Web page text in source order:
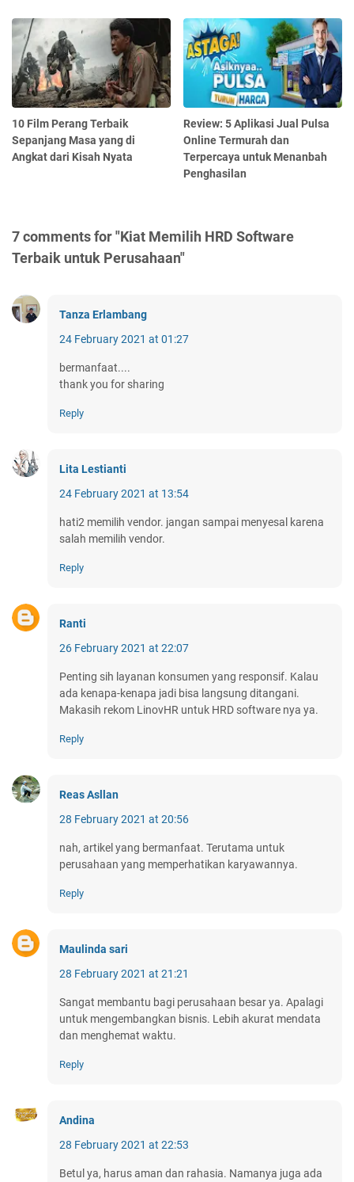
10 Film Perang Terbaik
Sepanjang Masa yang di
Angkat dari Kisah Nyata
Review: 5 Aplikasi Jual Pulsa
Online Termurah dan
Terpercaya untuk Menanbah
Penghasilan
7 comments for "Kiat Memilih HRD Software
Terbaik untuk Perusahaan"
Tanza Erlambang
24 February 2021 at 01:27
bermanfaat....
thank you for sharing
Reply
Lita Lestianti
24 February 2021 at 13:54
hati2 memilih vendor. jangan sampai menyesal karena
salah memilih vendor.
Reply
Ranti
26 February 2021 at 22:07
Penting sih layanan konsumen yang responsif. Kalau
ada kenapa-kenapa jadi bisa langsung ditangani.
Makasih rekom LinovHR untuk HRD software nya ya.
Reply
Reas Asllan
28 February 2021 at 20:56
nah, artikel yang bermanfaat. Terutama untuk
perusahaan yang memperhatikan karyawannya.
Reply
Maulinda sari
28 February 2021 at 21:21
Sangat membantu bagi perusahaan besar ya. Apalagi
untuk mengembangkan bisnis. Lebih akurat mendata
dan menghemat waktu.
Reply
Andina
28 February 2021 at 22:53
Betul ya, harus aman dan rahasia. Namanya juga ada